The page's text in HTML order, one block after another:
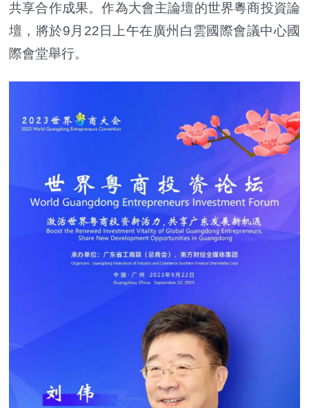
共享合作成果。作為大會主論壇的世界粵商投資論
壇，將於9月22日上午在廣州白雲國際會議中心國
際會堂舉行。